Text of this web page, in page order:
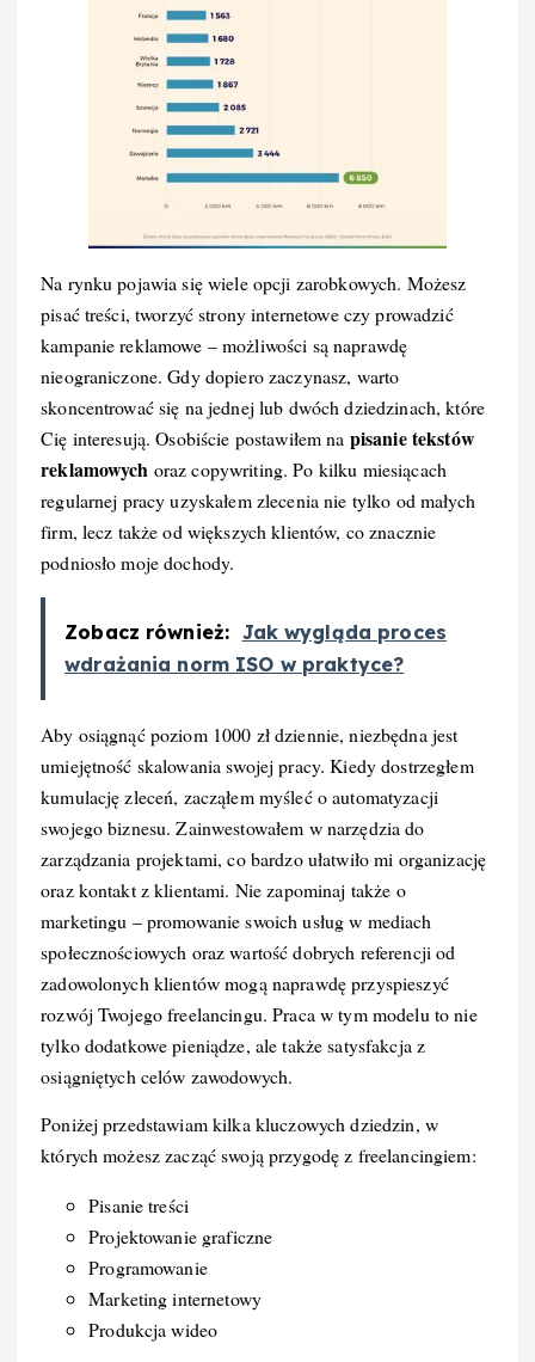
Na rynku pojawia się wiele opcji zarobkowych. Możesz
pisać treści, tworzyć strony internetowe czy prowadzić
kampanie reklamowe – możliwości są naprawdę
nieograniczone. Gdy dopiero zaczynasz, warto
skoncentrować się na jednej lub dwóch dziedzinach, które
Cię interesują. Osobiście postawiłem na pisanie tekstów
reklamowych oraz copywriting. Po kilku miesiącach
regularnej pracy uzyskałem zlecenia nie tylko od małych
firm, lecz także od większych klientów, co znacznie
podniosło moje dochody.
Zobacz również: Jak wygląda proces
wdrażania norm ISO w praktyce?
Aby osiągnąć poziom 1000 zł dziennie, niezbędna jest
umiejętność skalowania swojej pracy. Kiedy dostrzegłem
kumulację zleceń, zacząłem myśleć o automatyzacji
swojego biznesu. Zainwestowałem w narzędzia do
zarządzania projektami, co bardzo ułatwiło mi organizację
oraz kontakt z klientami. Nie zapominaj także o
marketingu – promowanie swoich usług w mediach
społecznościowych oraz wartość dobrych referencji od
zadowolonych klientów mogą naprawdę przyspieszyć
rozwój Twojego freelancingu. Praca w tym modelu to nie
tylko dodatkowe pieniądze, ale także satysfakcja z
osiągniętych celów zawodowych.
Poniżej przedstawiam kilka kluczowych dziedzin, w
których możesz zacząć swoją przygodę z freelancingiem:
Pisanie treści
Projektowanie graficzne
Programowanie
Marketing internetowy
Produkcja wideo